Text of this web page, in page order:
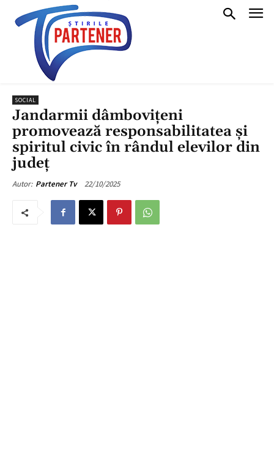
SOCIAL
Jandarmii dâmbovițeni
promovează responsabilitatea și
spiritul civic în rândul elevilor din
județ
Autor: Partener Tv 22/10/2025